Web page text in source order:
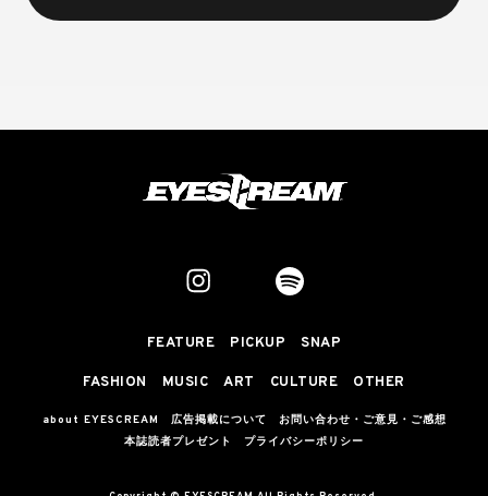
FEATURE PICKUP SNAP
FASHION MUSIC ART CULTURE OTHER
about EYESCREAM 広告掲載について
お問い合わせ・ご意見・ご感想
本誌読者プレゼント
プライバシーポリシー